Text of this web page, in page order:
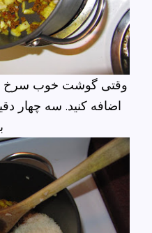
وقتی گوشت خوب سرخ
اضافه کنید. سه چهار